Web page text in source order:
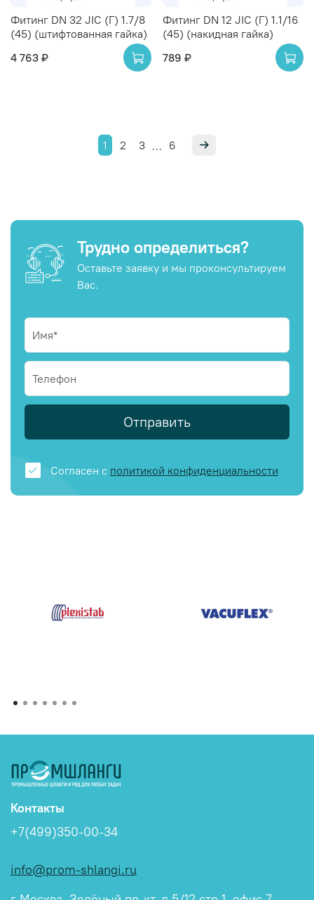
Фитинг DN 32 JIC (Г) 1.7/8
(45) (штифтованная гайка)
4 763 ₽
Фитинг DN 12 JIC (Г) 1.1/16
(45) (накидная гайка)
789 ₽
1 2 3 … 6
Трудно определиться?
Оставьте заявку и мы проконсультируем
Вас.
Отправить
Согласен с политикой конфиденциальности
Контакты
+7(499)350-00-34
info@prom-shlangi.ru